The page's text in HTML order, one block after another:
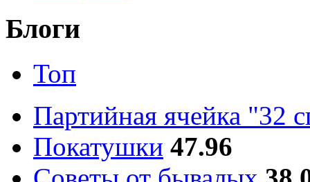
Блоги
Топ
Партийная ячейка "32
Покатушки 47.96